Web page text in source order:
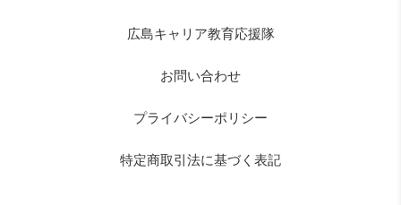
広島キャリア教育応援隊
お問い合わせ
プライバシーポリシー
特定商取引法に基づく表記